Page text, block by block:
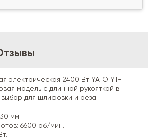
электрическая 2400 Вт YATO YT-
модель с длинной рукояткой в
для шлифовки и реза.
мм.
6600 об/мин.